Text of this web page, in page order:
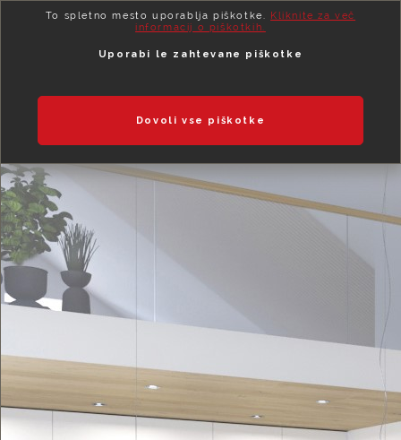
To spletno mesto uporablja piškotke. Kliknite za več
informacij o piškotkih.
Uporabi le zahtevane piškotke
Dovoli vse piškotke